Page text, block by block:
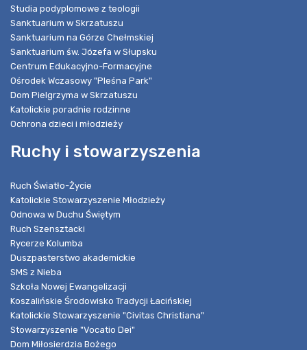
Studia podyplomowe z teologii
Sanktuarium w Skrzatuszu
Sanktuarium na Górze Chełmskiej
Sanktuarium św. Józefa w Słupsku
Centrum Edukacyjno-Formacyjne
Ośrodek Wczasowy "Pleśna Park"
Dom Pielgrzyma w Skrzatuszu
Katolickie poradnie rodzinne
Ochrona dzieci i młodzieży
Ruchy i stowarzyszenia
Ruch Światło-Życie
Katolickie Stowarzyszenie Młodzieży
Odnowa w Duchu Świętym
Ruch Szensztacki
Rycerze Kolumba
Duszpasterstwo akademickie
SMS z Nieba
Szkoła Nowej Ewangelizacji
Koszalińskie Środowisko Tradycji Łacińskiej
Katolickie Stowarzyszenie "Civitas Christiana"
Stowarzyszenie "Vocatio Dei"
Dom Miłosierdzia Bożego